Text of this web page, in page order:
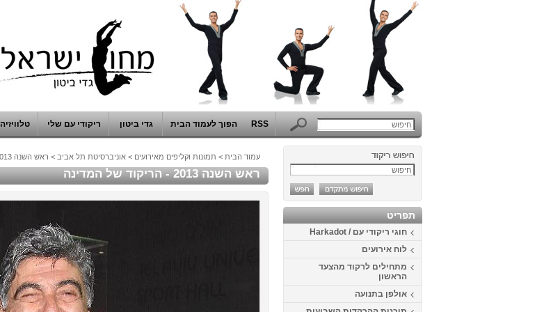
RSS הפוך לעמוד הבית גדי ביטון ריקודי עם שלי טלוויזיה
תפריט
חוגי ריקודי עם / Harkadot
לוח אירועים
מתחילים לרקוד מהצעד
הראשון
אולפן בתנועה
עמוד הבית > תמונות וקליפים מאירועים > אוניברסיטת תל אביב > ראש השנה 2013 - הריקוד של המדינה
ראש השנה 2013 - הריקוד של המדינה